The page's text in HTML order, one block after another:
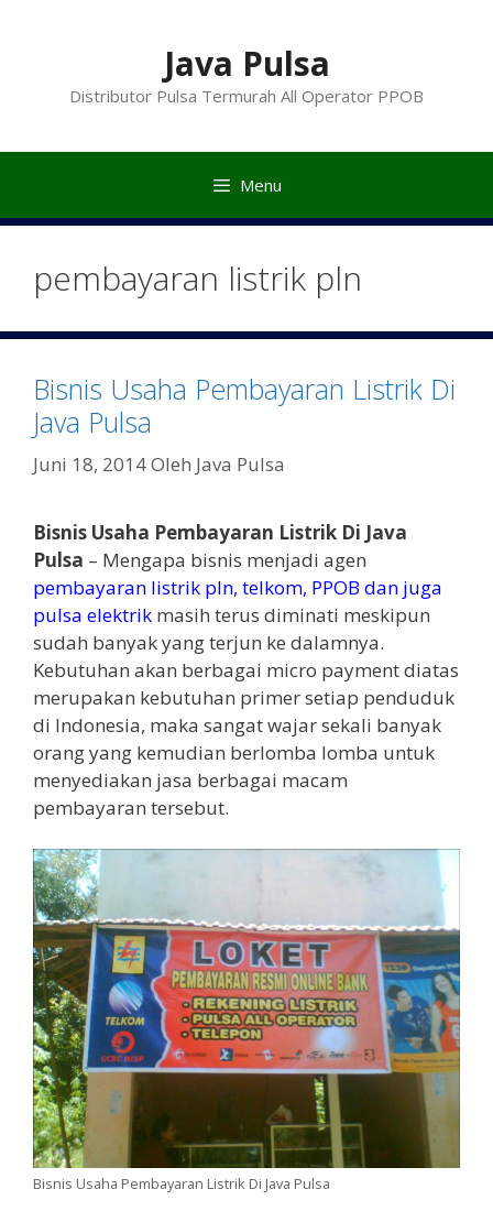
Java Pulsa
Distributor Pulsa Termurah All Operator PPOB
Menu
pembayaran listrik pln
Bisnis Usaha Pembayaran Listrik Di
Java Pulsa
Juni 18, 2014Oleh Java Pulsa
Bisnis Usaha Pembayaran Listrik Di Java
Pulsa – Mengapa bisnis menjadi agen
pembayaran listrik pln, telkom, PPOB dan juga
pulsa elektrik masih terus diminati meskipun
sudah banyak yang terjun ke dalamnya.
Kebutuhan akan berbagai micro payment diatas
merupakan kebutuhan primer setiap penduduk
di Indonesia, maka sangat wajar sekali banyak
orang yang kemudian berlomba lomba untuk
menyediakan jasa berbagai macam
pembayaran tersebut.
Bisnis Usaha Pembayaran Listrik Di Java Pulsa